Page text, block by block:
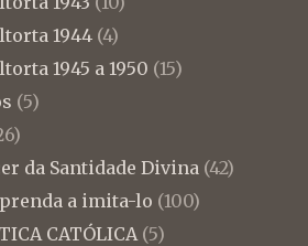
1944 (4)
1945 a 1950 (15)
(5)
da Santidade Divina (42)
a imita-lo (100)
CATÓLICA (5)